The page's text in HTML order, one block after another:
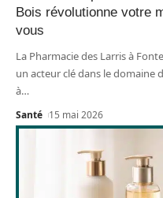
Bois révolutionne votre
vous
La Pharmacie des Larris à
un acteur clé dans le domaine
à…
Santé 15 mai 2026